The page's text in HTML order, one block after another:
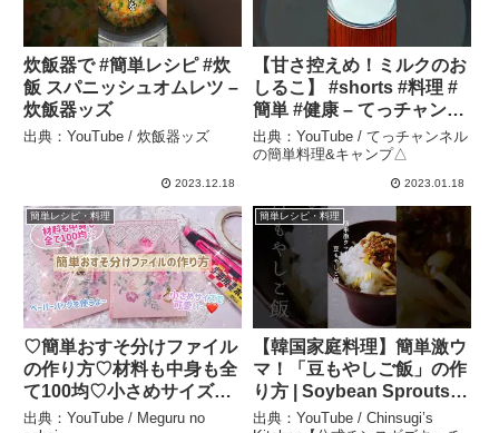
炊飯器で #簡単レシピ #炊
飯 スパニッシュオムレツ –
炊飯器ッズ
出典：YouTube / 炊飯器ッズ
2023.12.18
【甘さ控えめ！ミルクのお
しるこ】 #shorts #料理 #
簡単 #健康 – てっチャンネ
ルの簡単料理&キャンプ△
出典：YouTube / てっチャンネル
の簡単料理&キャンプ△
2023.01.18
簡単レシピ・料理
♡簡単おすそ分けファイル
の作り方♡材料も中身も全
て100均♡小さめサイズで
可愛い〜♡ – Meguru no
出典：YouTube / Meguru no
簡単レシピ・料理
【韓国家庭料理】簡単激ウ
マ！「豆もやしご飯」の作
り方 | Soybean Sprouts
Rice Recipe #shorts –
出典：YouTube / Chinsugi’s